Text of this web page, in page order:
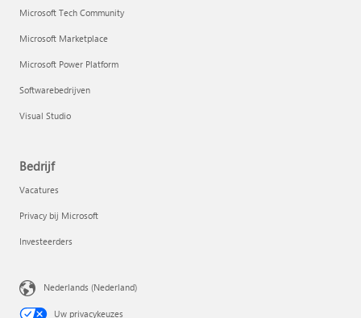
Microsoft Tech Community
Microsoft Marketplace
Microsoft Power Platform
Softwarebedrijven
Visual Studio
Bedrijf
Vacatures
Privacy bij Microsoft
Investeerders
Nederlands (Nederland)
Uw privacykeuzes